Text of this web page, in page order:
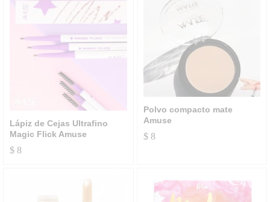
Lápiz de Cejas Ultrafino
Magic Flick Amuse
$ 8
Polvo compacto mate
Amuse
$8